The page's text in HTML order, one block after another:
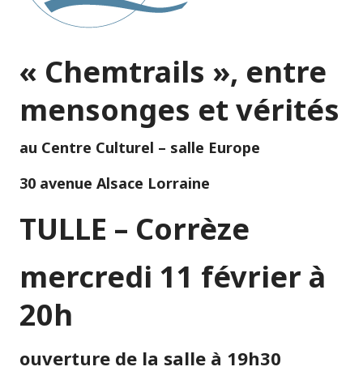
« Chemtrails », entre
mensonges et vérités
au Centre Culturel – salle Europe
30 avenue Alsace Lorraine
TULLE – Corrèze
mercredi 11 février à
20h
ouverture de la salle à 19h30